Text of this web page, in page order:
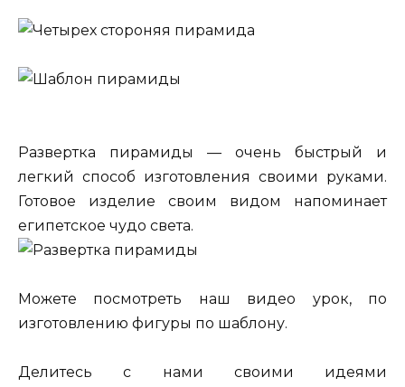
Развертка пирамиды — очень быстрый и
легкий способ изготовления своими руками.
Готовое изделие своим видом напоминает
египетское чудо света.
Можете посмотреть наш видео урок, по
изготовлению фигуры по шаблону.
Делитесь с нами своими идеями